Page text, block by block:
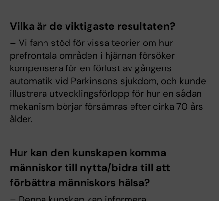
Vilka är de viktigaste resultaten?
– Vi fann stöd för vissa teorier om hur
prefrontala områden i hjärnan försöker
kompensera för en förlust av gångens
automatik vid Parkinsons sjukdom, och kunde
illustrera utvecklingsförlopp för hur en sådan
mekanism börjar försämras efter cirka 70 års
ålder.
Hur kan den kunskapen komma
människor till nytta/bidra till att
förbättra människors hälsa?